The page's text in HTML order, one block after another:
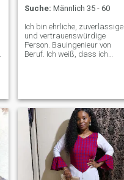
Suche: Männlich 35 - 60
Ich bin ehrliche, zuverlässige
und vertrauenswürdige
Person. Bauingenieur von
Beruf. Ich weiß, dass ich
nackten Bildern. ich will einen
Mann, der weiß, was er will,
einen Mann, der ein
sein will, nicht nur Ehe, ich
will meinen besten Freund,
der mich frei um sie herum
machen wird. Das ist nicht
zu viel, um mich zu bitten😅
Ich werde mich definitiv